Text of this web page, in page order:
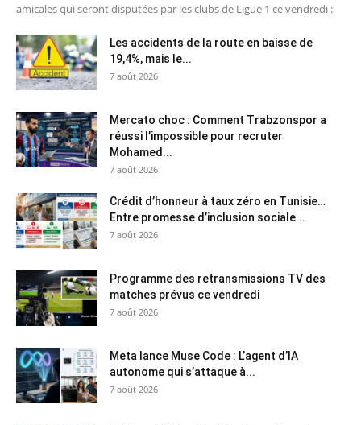
amicales qui seront disputées par les clubs de Ligue 1 ce vendredi :
Les accidents de la route en baisse de
19,4%, mais le...
7 août 2026
Mercato choc : Comment Trabzonspor a
réussi l’impossible pour recruter
Mohamed...
7 août 2026
Crédit d’honneur à taux zéro en Tunisie…
Entre promesse d’inclusion sociale...
7 août 2026
Programme des retransmissions TV des
matches prévus ce vendredi
7 août 2026
Meta lance Muse Code : L’agent d’IA
autonome qui s’attaque à...
7 août 2026